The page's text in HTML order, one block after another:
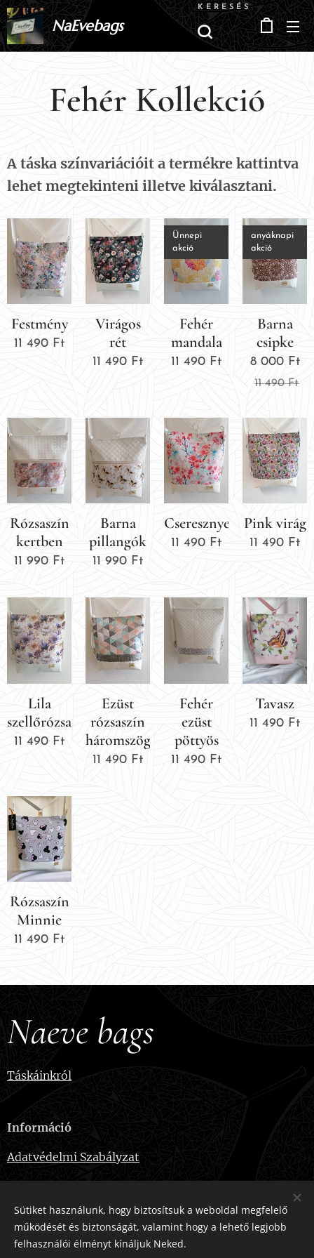
NaEvebags
KERESÉS
Fehér Kollekció
A táska színvariációit a termékre kattintva
lehet megtekinteni illetve kiválasztani.
Festmény
11 490 Ft
Virágos
rét
11 490 Ft
Fehér
mandala
Ünnepi
akció
11 490 Ft
Barna
csipke
anyáknapi
akció
8 000Ft
11 490Ft
Rózsaszín
kertben
11 990 Ft
Barna
pillangók
11 990 Ft
Cseresznyevirág
11 490 Ft
Pink virág
11 490 Ft
Lila
szellőrózsa
11 490 Ft
Ezüst
rózsaszín
háromszög
11 490 Ft
Fehér
ezüst
pöttyös
11 490 Ft
Tavasz
11 490 Ft
Rózsaszín
Minnie
11 490 Ft
Naeve bags
Táskáinkról
Információ
Adatvédelmi Szabályzat
Elérhetőségek
Sütiket használunk, hogy biztosítsuk a weboldal megfelelő
működését és biztonságát, valamint hogy a lehető legjobb
felhasználói élményt kínáljuk Neked.